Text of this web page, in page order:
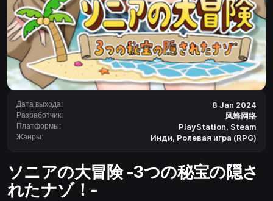
Дата выхода: 8 Jan 2024
Разработчик: 风蜂网络
Платформы: PlayStation, Steam
Жанры: Инди, Ролевая игра (RPG)
ソニアの大冒険 -3つの秘宝の隠さ
れたナゾ！-